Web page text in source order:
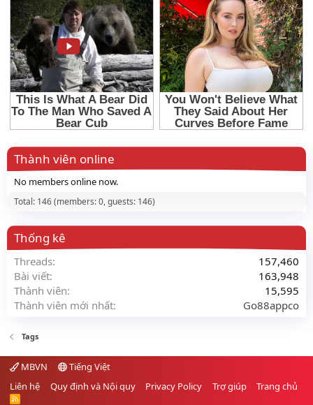
Thành viên online
No members online now.
Total: 146 (members: 0, guests: 146)
Thống kê
Threads
157,460
Bài viết
163,948
Thành viên
15,595
Thành viên mới nhất
Go88appco
Tags
MBVN
Tiếng Việt
Liên hệ
Quy định và Nội quy Privacy Policy Trợ giúp Trang chủ
R